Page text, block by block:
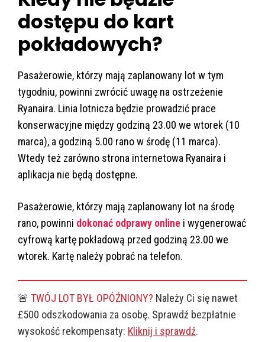
dostępu do kart
pokładowych?
Pasażerowie, którzy mają zaplanowany lot w tym
tygodniu, powinni zwrócić uwagę na ostrzeżenie
Ryanaira. Linia lotnicza będzie prowadzić prace
konserwacyjne między godziną 23.00 we wtorek (10
marca), a godziną 5.00 rano w środę (11 marca).
Wtedy też zarówno strona internetowa Ryanaira i
aplikacja nie będą dostępne.
Pasażerowie, którzy mają zaplanowany lot na środę
rano, powinni dokonać odprawy online i wygenerować
cyfrową kartę pokładową przed godziną 23.00 we
wtorek. Kartę należy pobrać na telefon.
🚨 TWÓJ LOT BYŁ OPÓŹNIONY? Należy Ci się nawet
£500 odszkodowania za osobę. Sprawdź bezpłatnie
wysokość rekompensaty: Kliknij i sprawdź.